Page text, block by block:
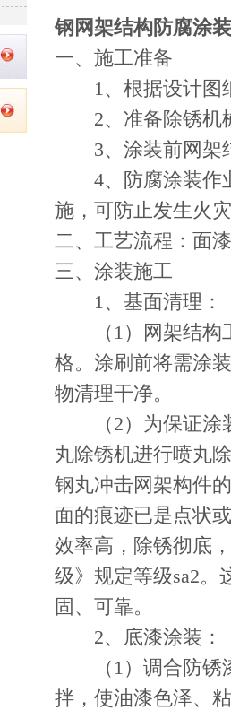
钢 网架结构防腐涂
一、施工准备
1、根据设计图
2、准备除锈机
3、涂装前网架结
4、防腐涂装作业
施，可防止发生火
二、工艺流程：面
三、涂装施工
1、基面清理：
（1）网架结构工
格。涂刷前将需涂
物清理干净。
（2）为保证涂装
丸除锈机进行喷丸
钢丸冲击网架构件
面的痕迹已是点状
效率高，除锈彻底
级》规定等级sa2。
固、可靠。
2、底漆涂装：
（1）调合防锈漆
拌，使油漆色泽、